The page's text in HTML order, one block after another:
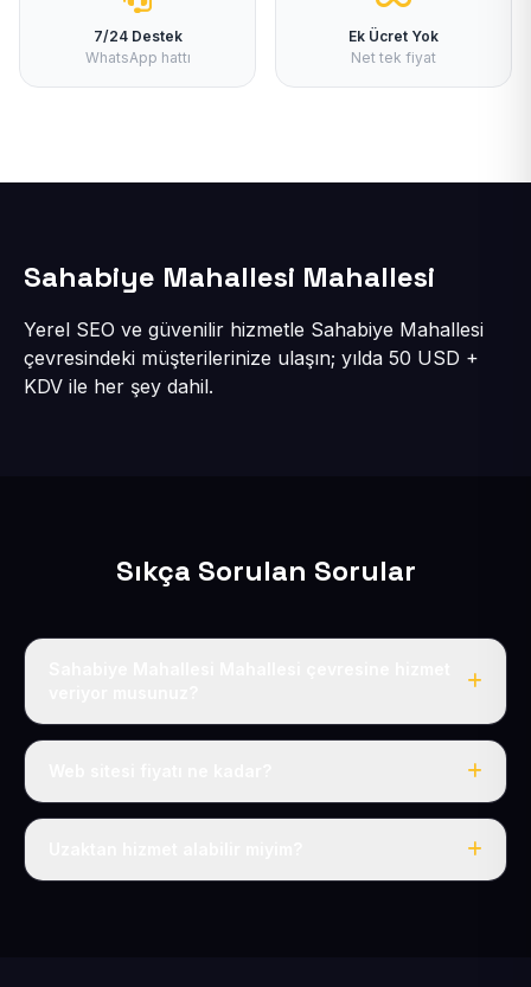
7/24 Destek
WhatsApp hattı
Ek Ücret Yok
Net tek fiyat
Sahabiye Mahallesi Mahallesi
Yerel SEO ve güvenilir hizmetle Sahabiye Mahallesi
çevresindeki müşterilerinize ulaşın; yılda 50 USD +
KDV ile her şey dahil.
Sıkça Sorulan Sorular
Evet, Sahabiye Mahallesi dahil tüm Valilik ve Kocasinan
Tek fiyat: yılda 50 USD + KDV, her şey dahil.